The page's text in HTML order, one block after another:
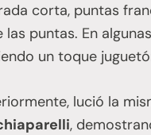
corta, puntas
las puntas. En
un toque
lució la
,